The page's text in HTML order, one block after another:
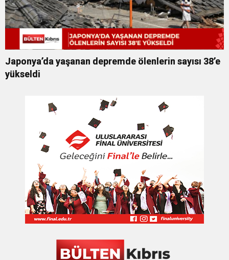
Japonya’da yaşanan depremde ölenlerin sayısı 38’e
yükseldi